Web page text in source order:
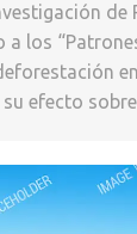
de
a los
su efecto